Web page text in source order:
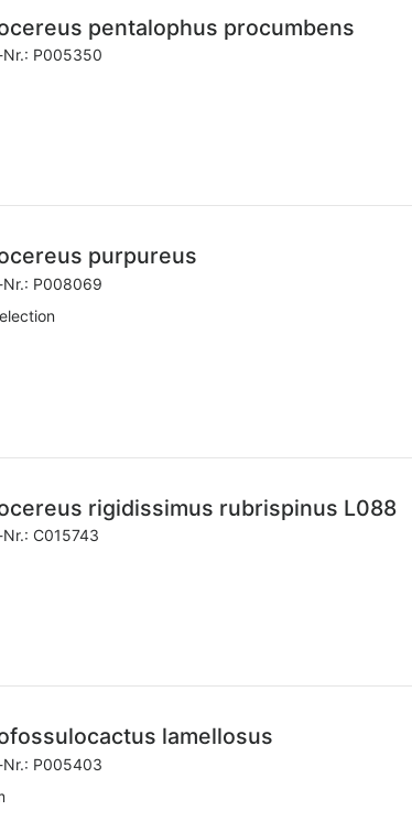
pentalophus procumbens
P005350
purpureus
P008069
rigidissimus rubrispinus L088
C015743
lamellosus
P005403